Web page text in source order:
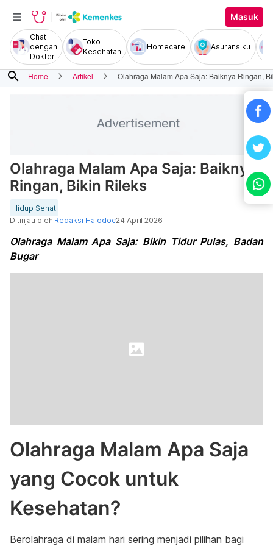
Masuk
Chat
dengan
Dokter
Toko
Kesehatan
Homecare Asuransiku
search Home Artikel Olahraga Malam Apa Saja: Baiknya Ringan,
Olahraga Malam Apa Saja: Baiknya
Ringan, Bikin Rileks
Hidup Sehat
Ditinjau oleh Redaksi Halodoc24 April 2026
Olahraga Malam Apa Saja: Bikin Tidur Pulas, Badan
Bugar
Olahraga Malam Apa Saja
yang Cocok untuk
Kesehatan?
Berolahraga di malam hari sering menjadi pilihan bagi